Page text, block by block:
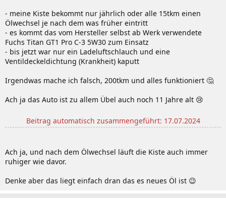
- meine Kiste bekommt nur jährlich oder alle 15tkm einen
Ölwechsel je nach dem was früher eintritt
- es kommt das vom Hersteller selbst ab Werk verwendete
Fuchs Titan GT1 Pro C-3 5W30 zum Einsatz
- bis jetzt war nur ein Ladeluftschlauch und eine
Ventildeckeldichtung (Krankheit) kaputt
Irgendwas mache ich falsch, 200tkm und alles funktioniert 🤔
Ach ja das Auto ist zu allem Übel auch noch 11 Jahre alt 😢
Beitrag automatisch zusammengeführt: 17.07.2024
Ach ja, und nach dem Ölwechsel läuft die Kiste auch immer
ruhiger wie davor.
Denke aber das liegt einfach dran das es neues Öl ist 😉